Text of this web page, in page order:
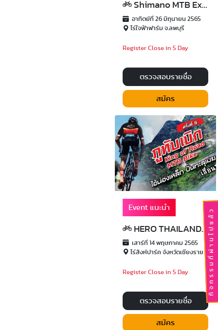
Shimano MTB Experience 2022
อาทิตย์ที่ 26 มิถุนายน 2565
ไร่ใจฟ้าฟาร์ม จ.ลพบุรี
Register Close in 5 Day
ตรวจสอบรายชื่อ
สมัคร
Event แนะนำ
HERO THAILAND 2022
เสาร์ที่ 14 พฤษภาคม 2565
ไร่สิงห์ปาร์ค จังหวัดเชียงราย
Register Close in 5 Day
ตรวจสอบรายชื่อ
สมัคร
กิจกรรมที่ผ่านไปแล้ว